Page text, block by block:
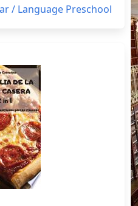
/ Language Preschool